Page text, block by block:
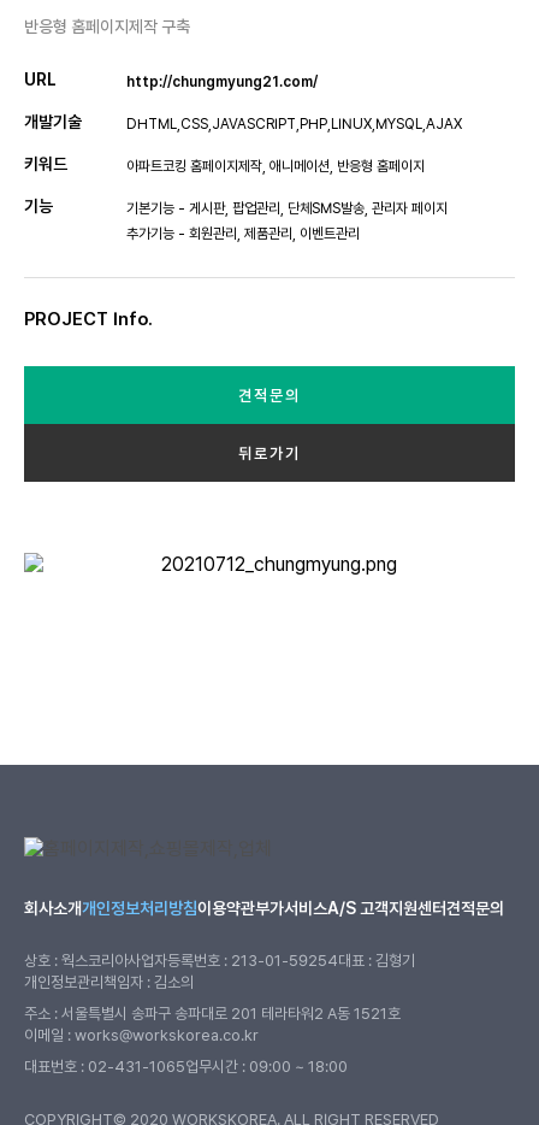
반응형 홈페이지제작 구축
URL http://chungmyung21.com/
개발기술 DHTML,CSS,JAVASCRIPT,PHP,LINUX,MYSQL,AJAX
키워드 아파트코킹 홈페이지제작, 애니메이션, 반응형 홈페이지
기능
기본기능 - 게시판, 팝업관리, 단체SMS발송, 관리자 페이지
추가기능 - 회원관리, 제품관리, 이벤트관리
PROJECT Info.
견적문의
뒤로가기
회사소개개인정보처리방침이용약관부가서비스A/S 고객지원센터견적문의
상호 : 웍스코리아사업자등록번호 : 213-01-59254대표 : 김형기
개인정보관리책임자 : 김소의
주소 : 서울특별시 송파구 송파대로 201 테라타워2 A동 1521호
이메일 : works@workskorea.co.kr
대표번호 : 02-431-1065업무시간 : 09:00 ~ 18:00
COPYRIGHT© 2020 WORKSKOREA. ALL RIGHT RESERVED